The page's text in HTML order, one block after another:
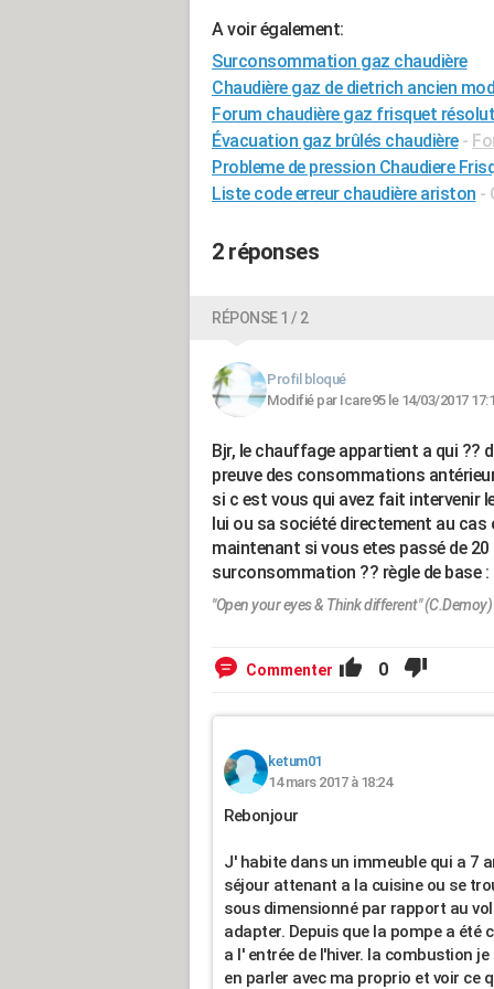
A voir également:
Surconsommation gaz chaudière
Chaudière gaz de dietrich ancien
Forum chaudière gaz frisquet
Évacuation gaz brûlés chaudière -
Probleme de pression Chaudiere
Liste code erreur chaudière ariston -
2 réponses
RÉPONSE 1 / 2
Profil bloqué
Modifié par Icare95 le 14/03/2017
Bjr, le chauffage appartient a qui ??
preuve des consommations
si c est vous qui avez fait intervenir
lui ou sa société directement au
maintenant si vous etes passé de
surconsommation ?? règle de base :
"Open your eyes & Think different" (C.Demoy)
Commenter 0
ketum01
14 mars 2017 à 18:24
Rebonjour
J' habite dans un immeuble qui a 7
séjour attenant a la cuisine ou se
sous dimensionné par rapport au
adapter. Depuis que la pompe a été
a l' entrée de l'hiver. la combustion
en parler avec ma proprio et voir ce